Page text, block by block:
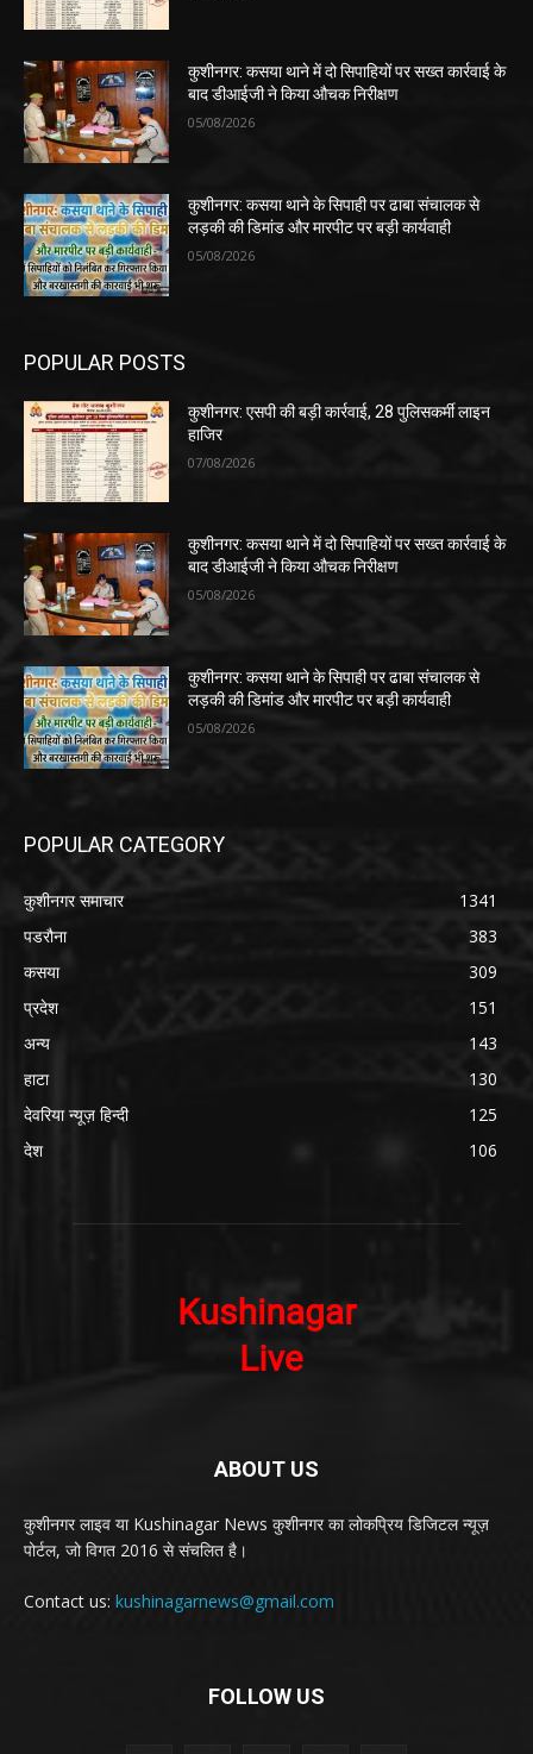
कुशीनगर: कसया थाने में दो सिपाहियों पर सख्त कार्रवाई के
बाद डीआईजी ने किया औचक निरीक्षण
05/08/2026
कुशीनगर: कसया थाने के सिपाही पर ढाबा संचालक से
लड़की की डिमांड और मारपीट पर बड़ी कार्यवाही
05/08/2026
POPULAR POSTS
कुशीनगर: एसपी की बड़ी कार्रवाई, 28 पुलिसकर्मी लाइन
हाजिर
07/08/2026
कुशीनगर: कसया थाने में दो सिपाहियों पर सख्त कार्रवाई के
बाद डीआईजी ने किया औचक निरीक्षण
05/08/2026
कुशीनगर: कसया थाने के सिपाही पर ढाबा संचालक से
लड़की की डिमांड और मारपीट पर बड़ी कार्यवाही
05/08/2026
POPULAR CATEGORY
कुशीनगर समाचार
1341
पडरौना
383
कसया
309
प्रदेश
151
अन्य
143
हाटा
130
देवरिया न्यूज़ हिन्दी
125
देश
106
ABOUT US
कुशीनगर लाइव या Kushinagar News कुशीनगर का लोकप्रिय डिजिटल न्यूज़
पोर्टल, जो विगत 2016 से संचलित है।
Contact us: kushinagarnews@gmail.com
FOLLOW US